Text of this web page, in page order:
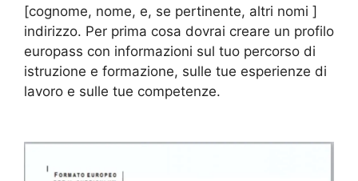
[cognome, nome, e, se pertinente, altri nomi ]
indirizzo. Per prima cosa dovrai creare un profilo
europass con informazioni sul tuo percorso di
istruzione e formazione, sulle tue esperienze di
lavoro e sulle tue competenze.